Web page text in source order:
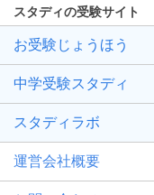
スタディの受験サイト
お受験じょうほう
中学受験スタディ
スタディラボ
運営会社概要